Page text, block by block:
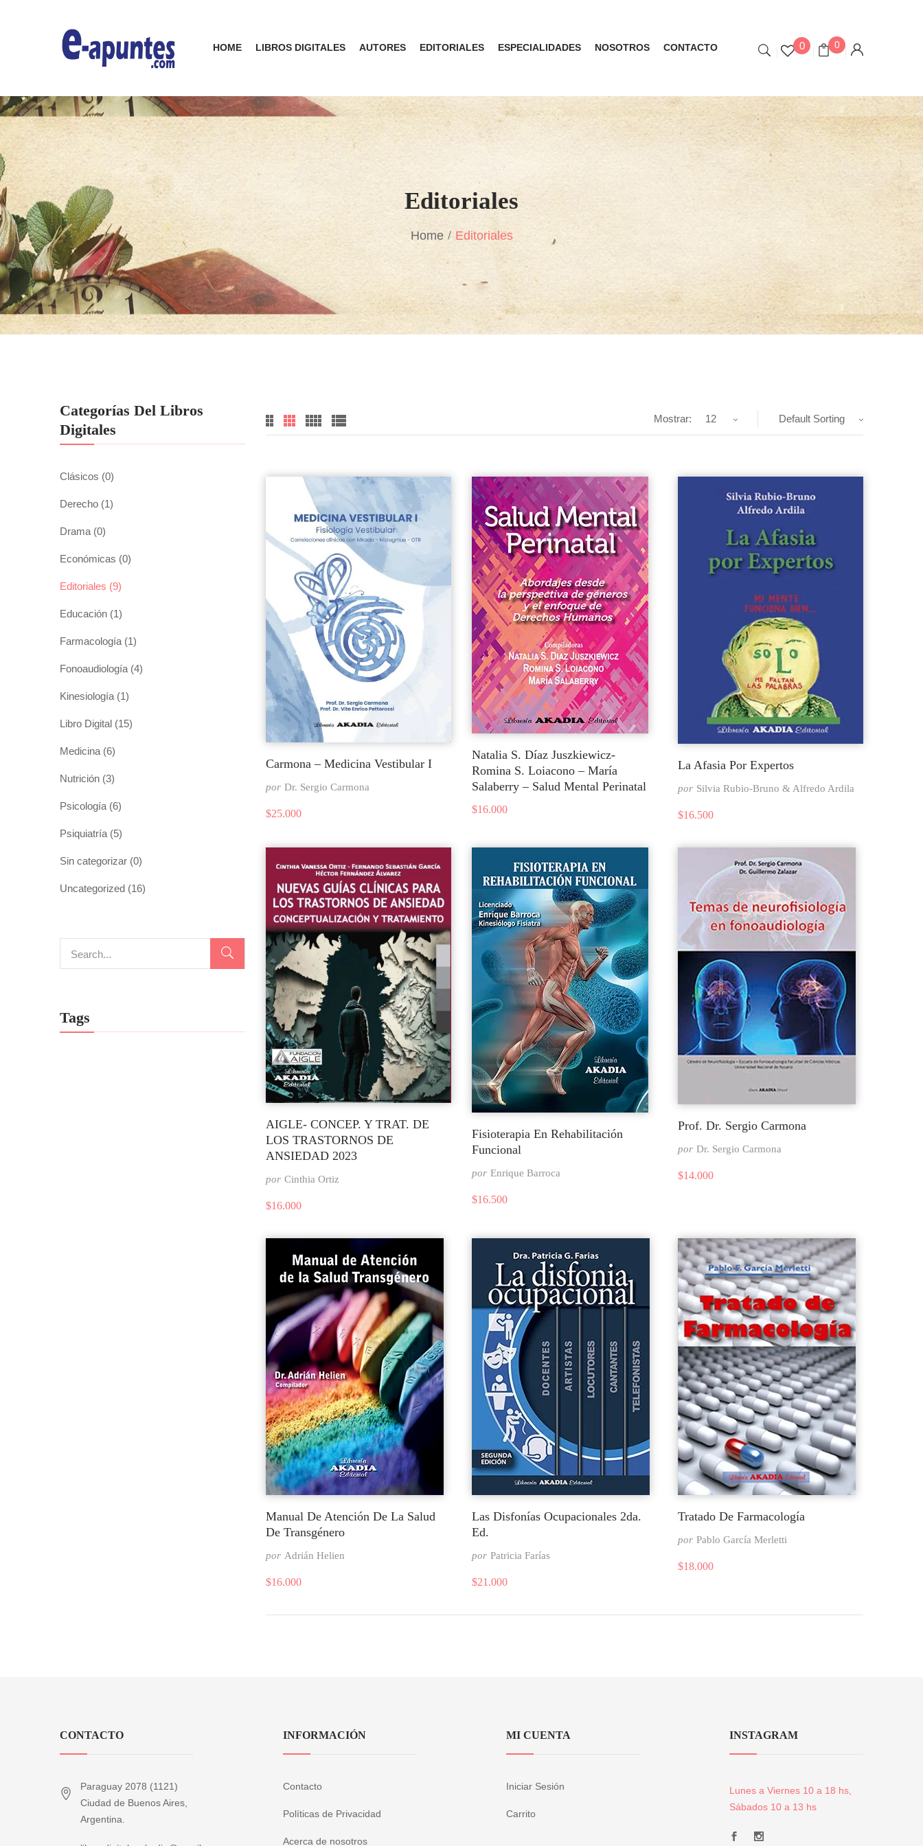
HOME LIBROS DIGITALES AUTORES EDITORIALES ESPECIALIDADES NOSOTROS CONTACTO 0 0
Editoriales
Home Editoriales
Categorías Del Libros
Digitales
Clásicos (0)
Derecho (1)
Drama (0)
Económicas (0)
Editoriales (9)
Educación (1)
Farmacología (1)
Fonoaudiología (4)
Kinesiología (1)
Libro Digital (15)
Medicina (6)
Nutrición (3)
Psicología (6)
Psiquiatría (5)
Sin categorizar (0)
Uncategorized (16)
Tags
Default Sorting
Mostrar: 12
Carmona – Medicina Vestibular I
por Dr. Sergio Carmona
$25.000
Natalia S. Díaz Juszkiewicz-
Romina S. Loiacono – María
Salaberry – Salud Mental Perinatal
$16.000
La Afasia Por Expertos
por Silvia Rubio-Bruno & Alfredo Ardila
$16.500
AIGLE- CONCEP. Y TRAT. DE
LOS TRASTORNOS DE
ANSIEDAD 2023
por Cinthia Ortiz
$16.000
Fisioterapia En Rehabilitación
Funcional
por Enrique Barroca
$16.500
Prof. Dr. Sergio Carmona
por Dr. Sergio Carmona
$14.000
Manual De Atención De La Salud
De Transgénero
por Adrián Helien
$16.000
Las Disfonías Ocupacionales 2da.
Ed.
por Patricia Farías
$21.000
Tratado De Farmacología
por Pablo García Merletti
$18.000
CONTACTO
Paraguay 2078 (1121)
Ciudad de Buenos Aires,
Argentina.
INFORMACIÓN
Contacto
Políticas de Privacidad
Acerca de nosotros
MI CUENTA
Iniciar Sesión
Carrito
INSTAGRAM
Lunes a Viernes 10 a 18 hs,
Sábados 10 a 13 hs